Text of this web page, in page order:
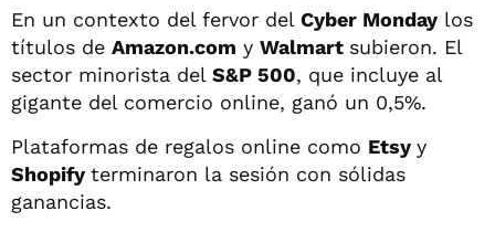
En un contexto del fervor del Cyber Monday los
títulos de Amazon.com y Walmart subieron. El
sector minorista del S&P 500, que incluye al
gigante del comercio online, ganó un 0,5%.
Plataformas de regalos online como Etsy y
Shopify terminaron la sesión con sólidas
ganancias.